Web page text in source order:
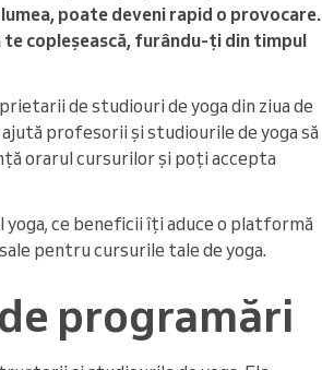
poate deveni rapid o provocare.
copleșească, furându-ți din timpul
de studiouri de yoga din ziua de
profesorii și studiourile de yoga să
orarul cursurilor și poți accepta
ce beneficii îți aduce o platformă
pentru cursurile tale de yoga.
programări